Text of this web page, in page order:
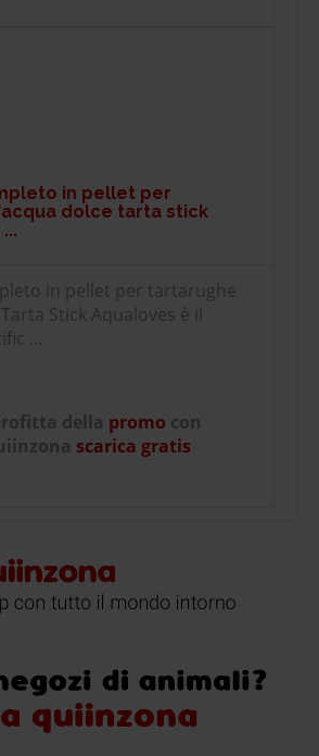
in pellet per
dolce tarta stick
in pellet per tartarughe
Stick Aqualoves è il
...
della promo con
scarica gratis